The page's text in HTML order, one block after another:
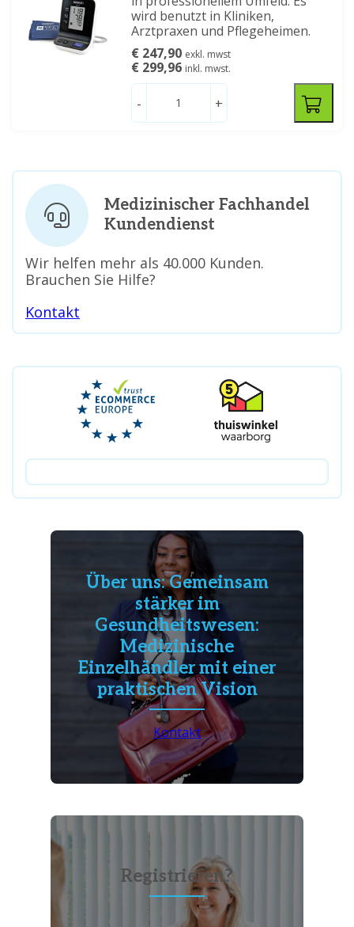
wird benutzt in Kliniken,
Arztpraxen und Pflegeheimen.
€ 247,90 exkl. mwst
€ 299,96 inkl. mwst.
- +
Medizinischer Fachhandel
Kundendienst
Wir helfen mehr als 40.000 Kunden.
Brauchen Sie Hilfe?
Kontakt
Über uns: Gemeinsam
stärker im
Gesundheitswesen:
Medizinische
Einzelhändler mit einer
praktischen Vision
Kontakt
Registrieren?